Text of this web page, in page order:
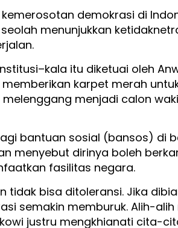
demokrasi di
menunjukkan
itu diketuai oleh
karpet merah
menjadi calon
bantuan sosial (bansos) di
menyebut dirinya boleh
fasilitas negara.
tidak bisa ditoleransi. Jika
semakin memburuk. Alih-
justru mengkhianati cita-